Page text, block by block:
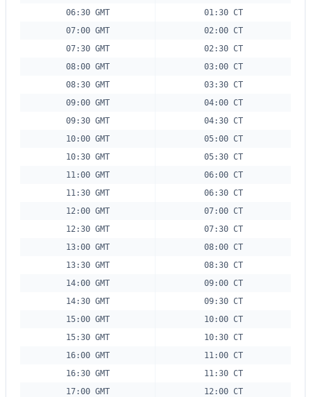
06:30 GMT
01:30 CT
07:00 GMT
02:00 CT
07:30 GMT
02:30 CT
08:00 GMT
03:00 CT
08:30 GMT
03:30 CT
09:00 GMT
04:00 CT
09:30 GMT
04:30 CT
10:00 GMT
05:00 CT
10:30 GMT
05:30 CT
11:00 GMT
06:00 CT
11:30 GMT
06:30 CT
12:00 GMT
07:00 CT
12:30 GMT
07:30 CT
13:00 GMT
08:00 CT
13:30 GMT
08:30 CT
14:00 GMT
09:00 CT
14:30 GMT
09:30 CT
15:00 GMT
10:00 CT
15:30 GMT
10:30 CT
16:00 GMT
11:00 CT
16:30 GMT
11:30 CT
17:00 GMT
12:00 CT